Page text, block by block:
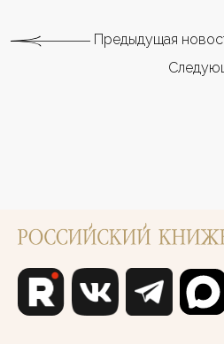
Предыдущая